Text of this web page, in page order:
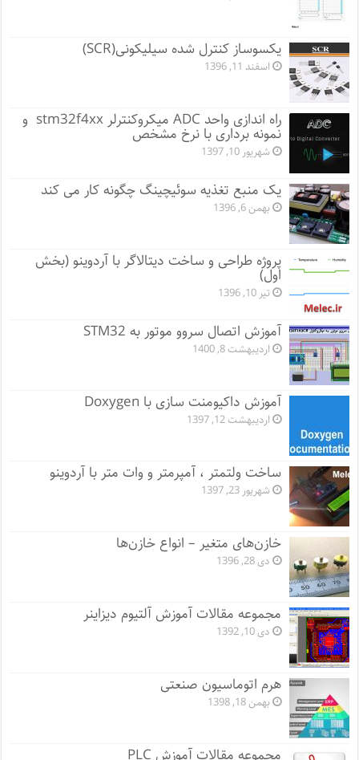
یکسوساز کنترل شده سیلیکونی(SCR)
اسفند 11, 1396
راه اندازی واحد ADC میکروکنترلر stm32f4xx و
نمونه برداری با نرخ مشخص
شهریور 10, 1397
یک منبع تغذیه سوئیچینگ چگونه کار می کند
بهمن 6, 1396
پروژه طراحی و ساخت دیتالاگر با آردوینو (بخش
اول)
تیر 10, 1396
آموزش اتصال سروو موتور به STM32
اردیبهشت 8, 1400
آموزش داکیومنت سازی با Doxygen
اردیبهشت 12, 1397
ساخت ولتمتر ، آمپرمتر و وات متر با آردوینو
شهریور 23, 1397
خازن‌های متغیر – انواع خازن‌ها
دی 28, 1396
مجموعه مقالات آموزش آلتیوم دیزاینر
دی 10, 1392
هرم اتوماسیون صنعتی
بهمن 18, 1398